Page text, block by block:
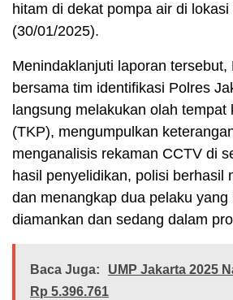
hitam di dekat pompa air di
(30/01/2025).
Menindaklanjuti laporan tersebut,
bersama tim identifikasi Polres
langsung melakukan olah tempat
(TKP), mengumpulkan
menganalisis rekaman CCTV di
hasil penyelidikan, polisi berhasil
dan menangkap dua pelaku yang
diamankan dan sedang dalam
Baca Juga:
UMP Jakarta 2025
Rp 5.396.761